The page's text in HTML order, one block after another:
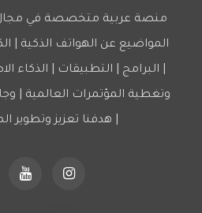
منصة عربية متخصصة في مجال
المواضيع عن الهواتف الذكية |
| البرامج | التطبيقات | الذكاء
وتغطية المؤتمرات العالمية |
| هدفنا تعزيز وتطوير